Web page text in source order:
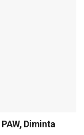
Diminta